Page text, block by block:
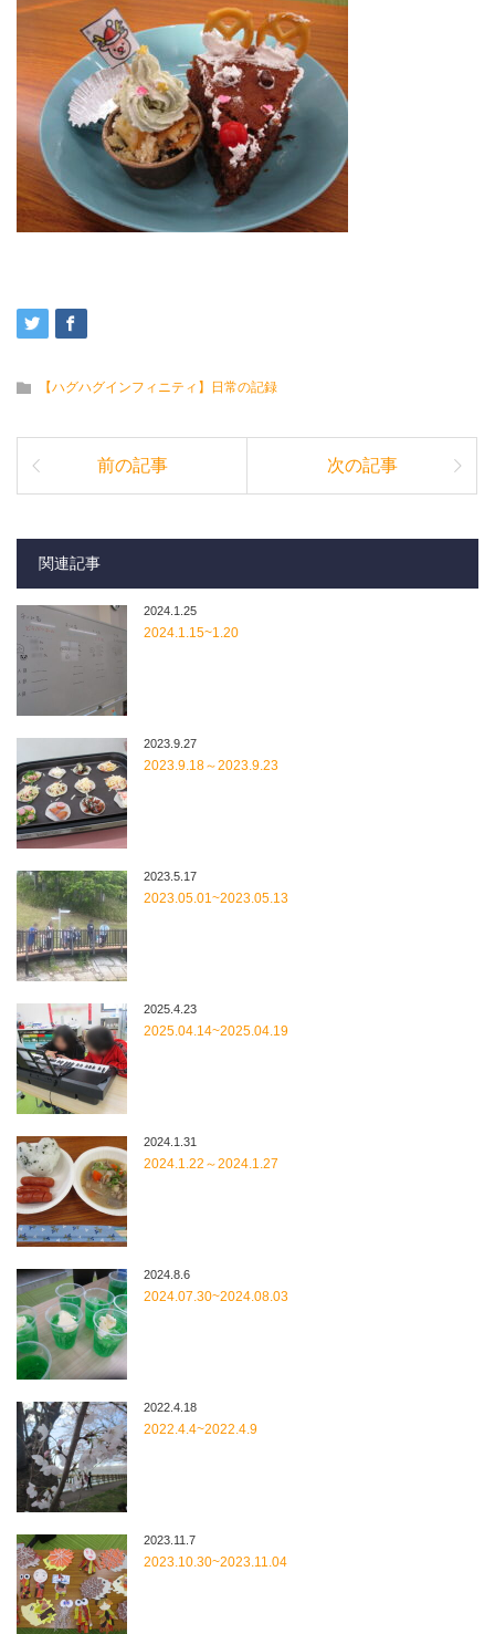
【ハグハグインフィニティ】日常の記録
前の記事 次の記事
関連記事
2024.1.25
2024.1.15~1.20
2023.9.27
2023.9.18～2023.9.23
2023.5.17
2023.05.01~2023.05.13
2025.4.23
2025.04.14~2025.04.19
2024.1.31
2024.1.22～2024.1.27
2024.8.6
2024.07.30~2024.08.03
2022.4.18
2022.4.4~2022.4.9
2023.11.7
2023.10.30~2023.11.04